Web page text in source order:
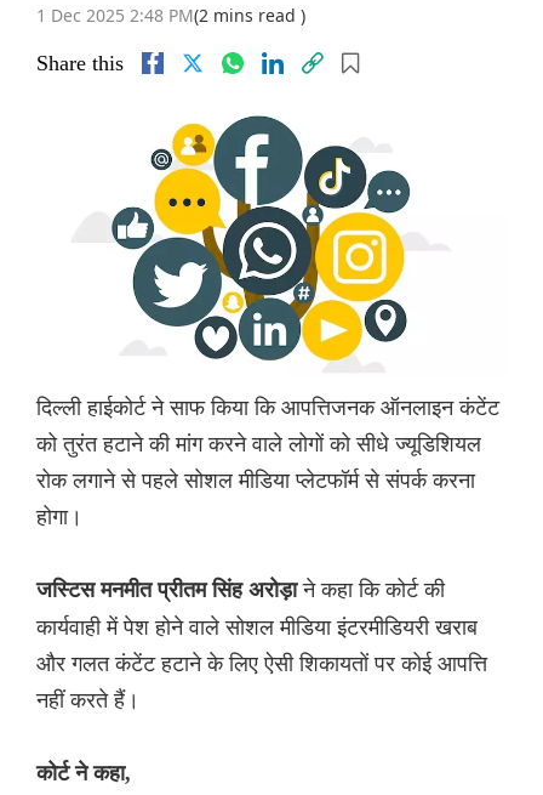
1 Dec 2025 2:48 PM(2 mins read )
Share this
दिल्ली हाईकोर्ट ने साफ किया कि आपत्तिजनक ऑनलाइन कंटेंट
को तुरंत हटाने की मांग करने वाले लोगों को सीधे ज्यूडिशियल
रोक लगाने से पहले सोशल मीडिया प्लेटफॉर्म से संपर्क करना
होगा।
जस्टिस मनमीत प्रीतम सिंह अरोड़ाने कहा कि कोर्ट की
कार्यवाही में पेश होने वाले सोशल मीडिया इंटरमीडियरी खराब
और गलत कंटेंट हटाने के लिए ऐसी शिकायतों पर कोई आपत्ति
नहीं करते हैं।
कोर्ट ने कहा,